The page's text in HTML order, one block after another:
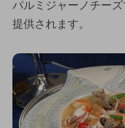
パルミジャーノチー
提供されます。